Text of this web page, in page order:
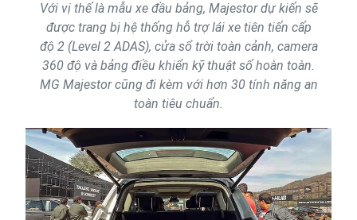
Với vị thế là mẫu xe đầu bảng, Majestor dự kiến ​​sẽ
được trang bị hệ thống hỗ trợ lái xe tiên tiến cấp
độ 2 (Level 2 ADAS), cửa sổ trời toàn cảnh, camera
360 độ và bảng điều khiển kỹ thuật số hoàn toàn.
MG Majestor cũng đi kèm với hơn 30 tính năng an
toàn tiêu chuẩn.